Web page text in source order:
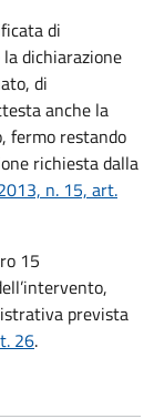
di
dichiarazione
di
anche la
fermo restando
richiesta dalla
n. 15, art.
15
prevista
26.